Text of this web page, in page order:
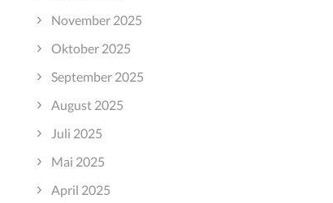
November 2025
Oktober 2025
September 2025
August 2025
Juli 2025
Mai 2025
April 2025